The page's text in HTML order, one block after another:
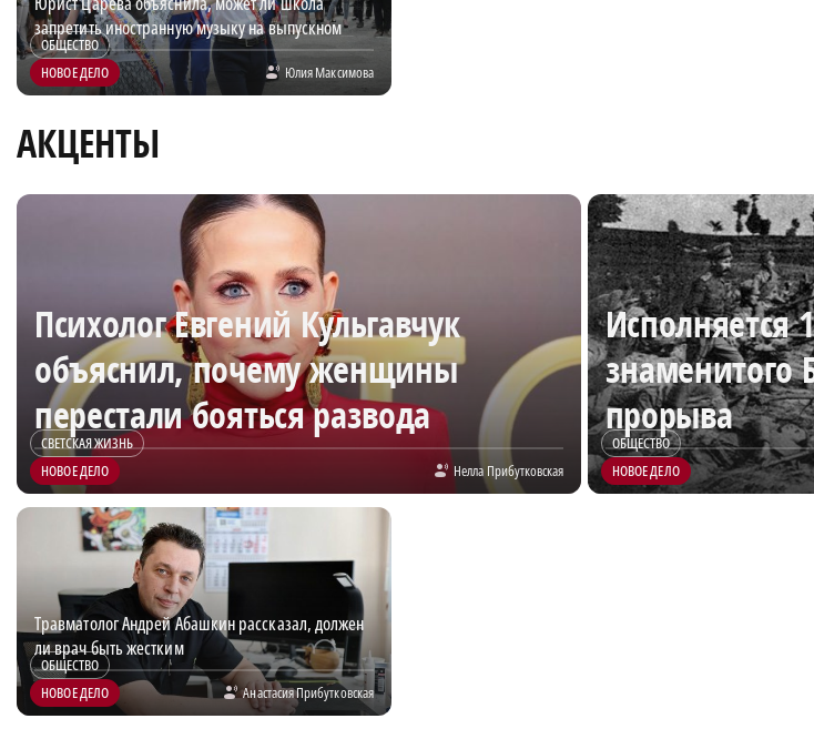
запретить иностранную музыку на выпускном
НОВОЕ ДЕЛО
ОБЩЕСТВО
Юлия Максимова
АКЦЕНТЫ
Психолог Евгений Кульгавчук
объяснил, почему женщины
перестали бояться развода
НОВОЕ ДЕЛО
СВЕТСКАЯ ЖИЗНЬ
Нелла Прибутковская
Исполняется
знаменитого
прорыва
НОВОЕ ДЕЛО
ОБЩЕСТВО
Травматолог Андрей Абашкин рассказал, должен
ли врач быть жестким
НОВОЕ ДЕЛО
ОБЩЕСТВО
Анастасия Прибутковская